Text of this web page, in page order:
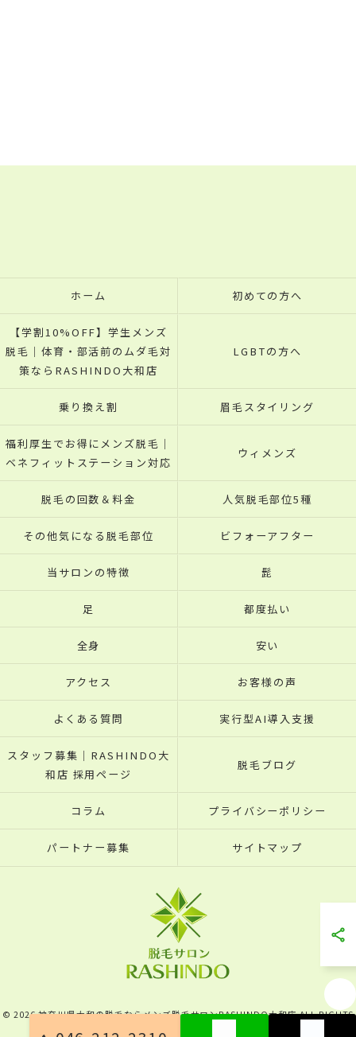
ホーム 初めての方へ
【学割10%OFF】学生メンズ
脱毛｜体育・部活前のムダ毛対
策ならRASHINDO大和店
LGBTの方へ
乗り換え割 眉毛スタイリング
福利厚生でお得にメンズ脱毛｜
ベネフィットステーション対応
ウィメンズ
脱毛の回数＆料金 人気脱毛部位5種
その他気になる脱毛部位 ビフォーアフター
当サロンの特徴 髭
足 都度払い
全身 安い
アクセス お客様の声
よくある質問 実行型AI導入支援
スタッフ募集｜RASHINDO大
和店 採用ページ
脱毛ブログ
コラム プライバシーポリシー
パートナー募集 サイトマップ
© 2026 神奈川県大和の脱毛ならメンズ脱毛サロンRASHINDO大和店 ALL RIGHTS
RESERVED.